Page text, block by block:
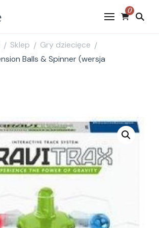
0
/ Sklep / Gry dziecięce /
Balls & Spinner (wersja